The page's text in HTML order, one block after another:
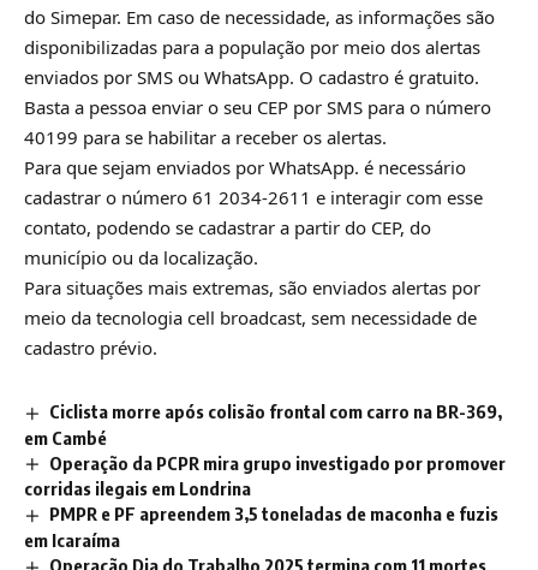
do Simepar. Em caso de necessidade, as informações são
disponibilizadas para a população por meio dos alertas
enviados por SMS ou WhatsApp. O cadastro é gratuito.
Basta a pessoa enviar o seu CEP por SMS para o número
40199 para se habilitar a receber os alertas.
Para que sejam enviados por WhatsApp. é necessário
cadastrar o número 61 2034-2611 e interagir com esse
contato, podendo se cadastrar a partir do CEP, do
município ou da localização.
Para situações mais extremas, são enviados alertas por
meio da tecnologia cell broadcast, sem necessidade de
cadastro prévio.
Ciclista morre após colisão frontal com carro na BR-369,
em Cambé
Operação da PCPR mira grupo investigado por promover
corridas ilegais em Londrina
PMPR e PF apreendem 3,5 toneladas de maconha e fuzis
em Icaraíma
Operação Dia do Trabalho 2025 termina com 11 mortes